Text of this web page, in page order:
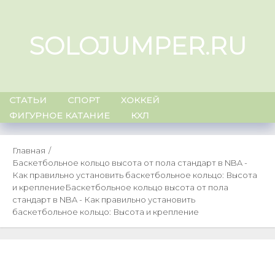
contentSOLOJUMPER.RU
СТАТЬИ СПОРТ
ХОККЕЙ
ФИГУРНОЕ КАТАНИЕ
КХЛ
Главная
Баскетбольное кольцо высота от пола стандарт в NBA -
Как правильно установить баскетбольное кольцо: Высота
и креплениеБаскетбольное кольцо высота от пола
стандарт в NBA - Как правильно установить
баскетбольное кольцо: Высота и крепление